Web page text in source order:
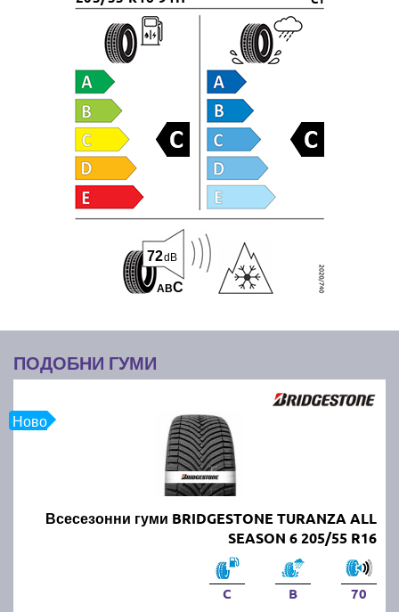
ABC
72dB
ПОДОБНИ ГУМИ
Ново
Всесезонни гуми BRIDGESTONE TURANZA ALL
SEASON 6 205/55 R16
C B 70